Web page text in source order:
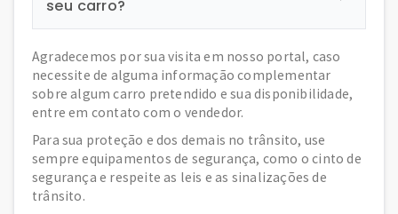
seu carro?
Agradecemos por sua visita em nosso portal, caso
necessite de alguma informação complementar
sobre algum carro pretendido e sua disponibilidade,
entre em contato com o vendedor.
Para sua proteção e dos demais no trânsito, use
sempre equipamentos de segurança, como o cinto de
segurança e respeite as leis e as sinalizações de
trânsito.